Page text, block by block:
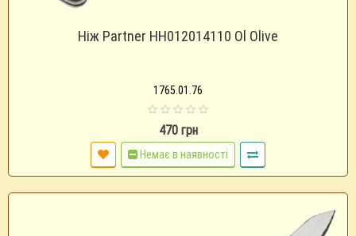
Ніж Partner HH012014110 Ol Olive
1765.01.76
470 грн
Немає в наявності